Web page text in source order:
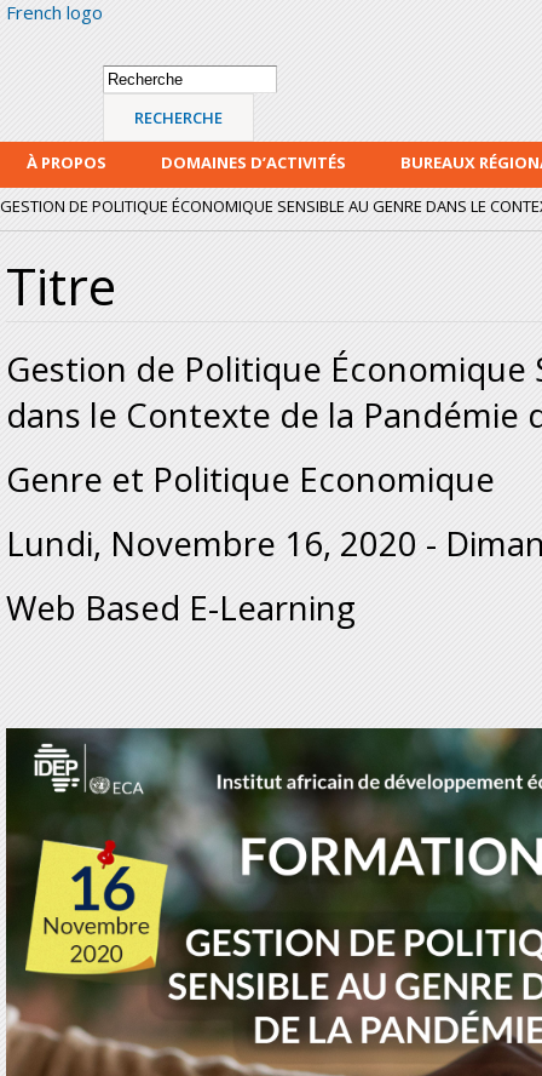
French logo
Formulaire de
recherche
Recherche
À PROPOS DOMAINES D’ACTIVITÉS
BUREAUX
GESTION DE POLITIQUE ÉCONOMIQUE SENSIBLE AU GENRE DANS LE
Titre
Gestion de Politique Économique
dans le Contexte de la Pandémie
Genre et Politique Economique
Lundi, Novembre 16, 2020 -
Web Based E-Learning